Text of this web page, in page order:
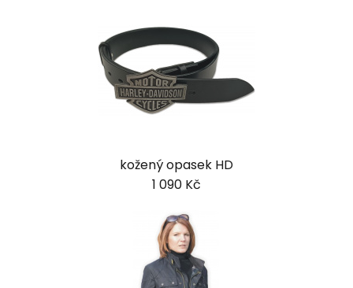
kožený opasek HD
1 090 Kč